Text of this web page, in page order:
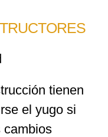
tienen
el yugo si
cambios